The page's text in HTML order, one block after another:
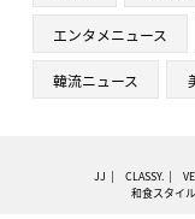
エンタメニュース
韓流ニュース
JJ CLASSY.
和食スタイル